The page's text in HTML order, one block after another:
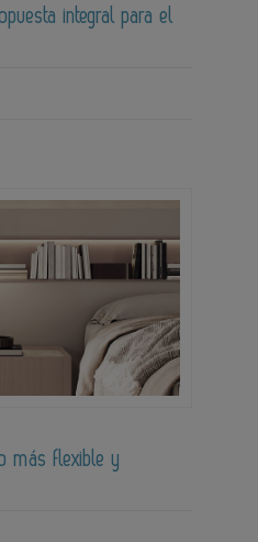
integral para el
más flexible y